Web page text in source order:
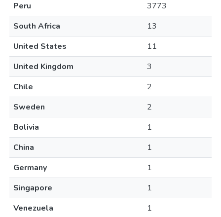
Peru
3773
South Africa
13
United States
11
United Kingdom
3
Chile
2
Sweden
2
Bolivia
1
China
1
Germany
1
Singapore
1
Venezuela
1